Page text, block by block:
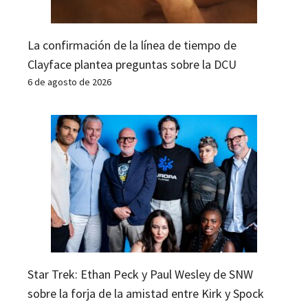
La confirmación de la línea de tiempo de
Clayface plantea preguntas sobre la DCU
6 de agosto de 2026
Star Trek: Ethan Peck y Paul Wesley de SNW
sobre la forja de la amistad entre Kirk y Spock